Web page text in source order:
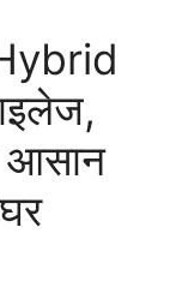
आसान